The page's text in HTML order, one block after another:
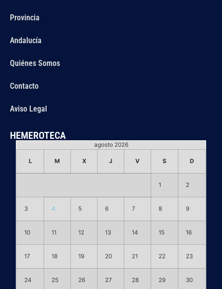
Provincia
Andalucía
Quiénes Somos
Contacto
Aviso Legal
HEMEROTECA
agosto 2026
L M X J V S D
1 2
3 4 5 6 7 8 9
10 11 12 13 14 15 16
17 18 19 20 21 22 23
24 25 26 27 28 29 30